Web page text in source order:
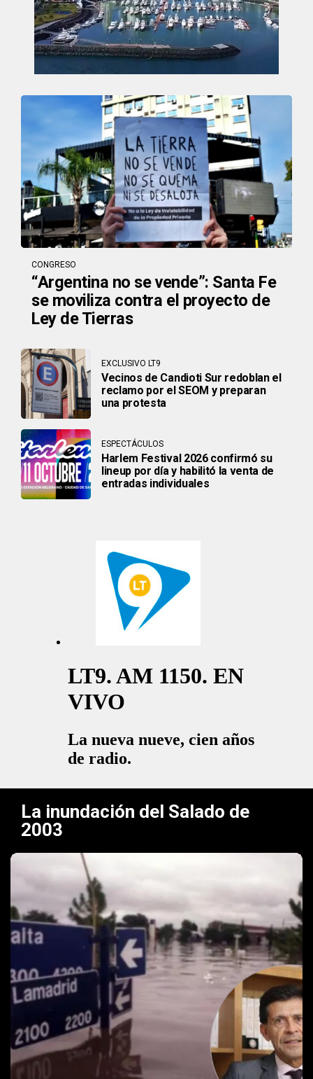
CONGRESO
“Argentina no se vende”: Santa Fe
se moviliza contra el proyecto de
Ley de Tierras
EXCLUSIVO LT9
Vecinos de Candioti Sur redoblan el
reclamo por el SEOM y preparan
una protesta
ESPECTÁCULOS
Harlem Festival 2026 confirmó su
lineup por día y habilitó la venta de
entradas individuales
La inundación del Salado de
2003